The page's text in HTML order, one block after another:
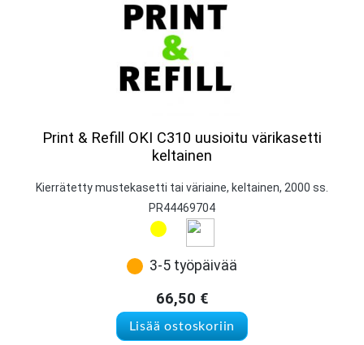
Print & Refill OKI C310 uusioitu värikasetti
keltainen
Kierrätetty mustekasetti tai väriaine, keltainen, 2000 ss.
PR44469704
3-5 työpäivää
66,50 €
Lisää ostoskoriin